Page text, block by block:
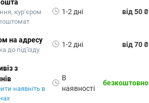
кур’єром
1-2 дні від 50 ₴
на адресу
до під'їзду
1-2 дні від 70 ₴
з
наявніть в
В
наявності
безкоштовно